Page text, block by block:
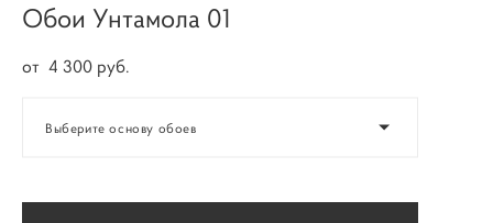
Обои Унтамола 01
от 4 300 pуб.
Выберите основу обоев